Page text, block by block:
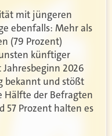
mit jüngeren
ebenfalls: Mehr als
(79 Prozent)
künftiger
2026
bekannt und stößt
Hälfte der Befragten
57 Prozent halten es